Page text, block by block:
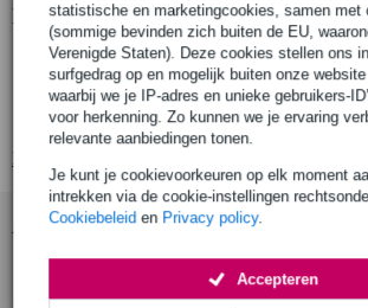
statistische en marketingcookies, samen met
(sommige bevinden zich buiten de EU,
Verenigde Staten). Deze cookies stellen ons
surfgedrag op en mogelijk buiten onze
waarbij we je IP-adres en unieke gebruikers-
voor herkenning. Zo kunnen we je ervaring
relevante aanbiedingen tonen.
Je kunt je cookievoorkeuren op elk moment
intrekken via de cookie-instellingen
Cookiebeleid en Privacy policy.
Accepteren
Productinformatie
aantal: 1
compatibel met: Showgear Mammoth Dex
kleur: zwart, grijs
Accessoires (8)